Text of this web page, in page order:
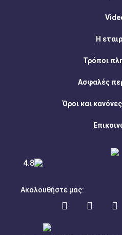
4.8
Η
Τρόποι
Ασφαλές
Όροι και
Ακολουθήστε μας: